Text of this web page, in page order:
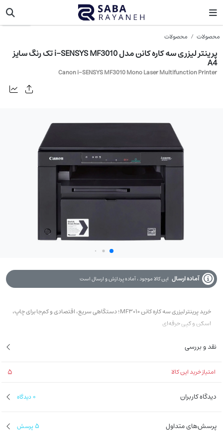
محصولات محصولات
پرینتر لیزری سه کاره کانن مدل i-SENSYS MF3010 تک رنگ سایز
A4
Canon i-SENSYS MF3010 Mono Laser Multifunction Printer
آماده ارسال این کالا موجود ، آماده پردازش و ارسال است
خرید پرینتر لیزری سه کاره کانن MF3010؛ دستگاهی سریع، اقتصادی و کم‌جا برای چاپ،
اسکن و کپی حرفه‌ای
نقد و بررسی
امتیاز خرید این کالا 5
دیدگاه کاربران 0 دیدگاه
پرسش‌های متداول 5 پرسش